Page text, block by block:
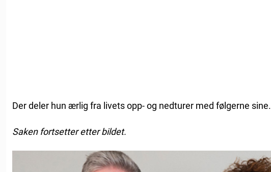
Der deler hun ærlig fra livets opp- og nedturer med følgerne sine.
Saken fortsetter etter bildet.